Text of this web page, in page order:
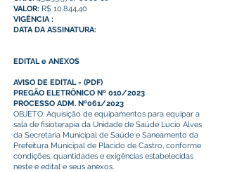
VALOR: R$ 10.844,40
VIGÊNCIA :
DATA DA ASSINATURA:
EDITAL e ANEXOS
AVISO DE EDITAL- (PDF)
PREGÃO ELETRÔNICO Nº 010/2023
PROCESSO ADM. Nº061/2023
OBJETO: Aquisição de equipamentos para equipar a
sala de fisioterapia da Unidade de Saúde Lucio Alves
da Secretaria Municipal de Saúde e Saneamento da
Prefeitura Municipal de Plácido de Castro, conforme
condições, quantidades e exigências estabelecidas
neste e edital e seus anexos.